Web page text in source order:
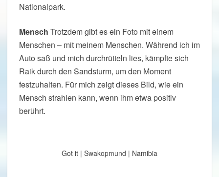
Nationalpark.
Mensch Trotzdem gibt es ein Foto mit einem
Menschen – mit meinem Menschen. Während ich im
Auto saß und mich durchrütteln lies, kämpfte sich
Raik durch den Sandsturm, um den Moment
festzuhalten. Für mich zeigt dieses Bild, wie ein
Mensch strahlen kann, wenn ihm etwa positiv
berührt.
Got it | Swakopmund | Namibia